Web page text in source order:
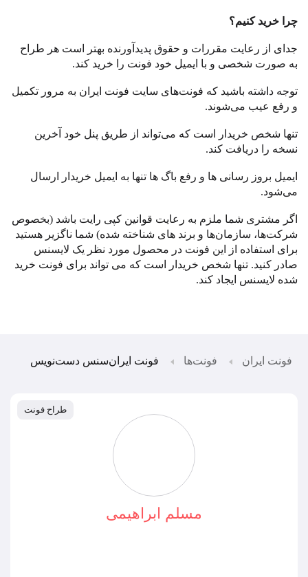
چرا خرید کنیم؟
جدای از رعایت مقررات و حقوق پدیدآورنده بهتر است هر طراح
به صورت شخصی و با ایمیل خود فونت را خرید کند.
توجه داشته باشید که فونتهای سایت فونت ایران به مرور تکمیل
و رفع عیب میشوند.
تنها شخص خریدار است که میتواند از طریق پنل خود آخرین
نسخه را دریافت کند.
ایمیل بروز رسانی ها و رفع باگ ها تنها به ایمیل خریدار ارسال
میشود.
اگر مشتری شما ملزم به رعایت قوانین کپی رایت باشد (بخصوص
شرکتها، سازمانها و برند های شناخته شده) شما ناگزیر هستید
برای استفاده از این فونت در محصول مورد نظر یک لایسنس
صادر کنید. تنها شخص خریدار است که می تواند برای فونت خرید
شده لایسنس ایجاد کند.
فونت ایران فونت‌ها فونت ایران‌سنس دست‌نویس
طراح فونت
مسلم ابراهیمی